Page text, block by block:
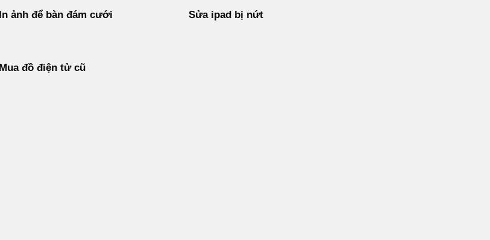
In ảnh để bàn đám cưới Sửa ipad bị nứt
Mua đồ điện tử cũ